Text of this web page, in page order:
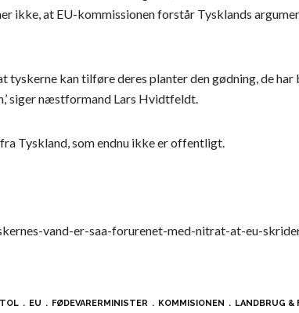
ikke, at EU-kommissionen forstår Tysklands
kan tilføre deres planter den gødning, de har
siger næstformand Lars Hvidtfeldt.
Tyskland, som endnu ikke er offentligt.
vand-er-saa-forurenet-med-nitrat-at-eu-
EU FØDEVARERMINISTER KOMMISIONEN LANDBRUG &